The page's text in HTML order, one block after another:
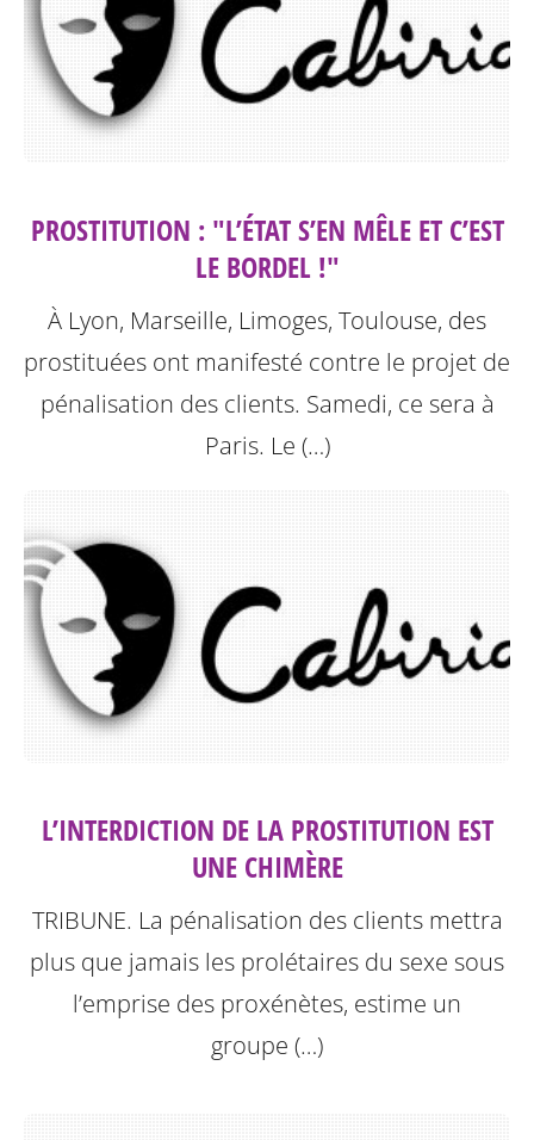
PROSTITUTION : "L’ÉTAT S’EN MÊLE ET C’EST
LE BORDEL !"
À Lyon, Marseille, Limoges, Toulouse, des
prostituées ont manifesté contre le projet de
pénalisation des clients. Samedi, ce sera à
Paris. Le (…)
L’INTERDICTION DE LA PROSTITUTION EST
UNE CHIMÈRE
TRIBUNE. La pénalisation des clients mettra
plus que jamais les prolétaires du sexe sous
l’emprise des proxénètes, estime un
groupe (…)